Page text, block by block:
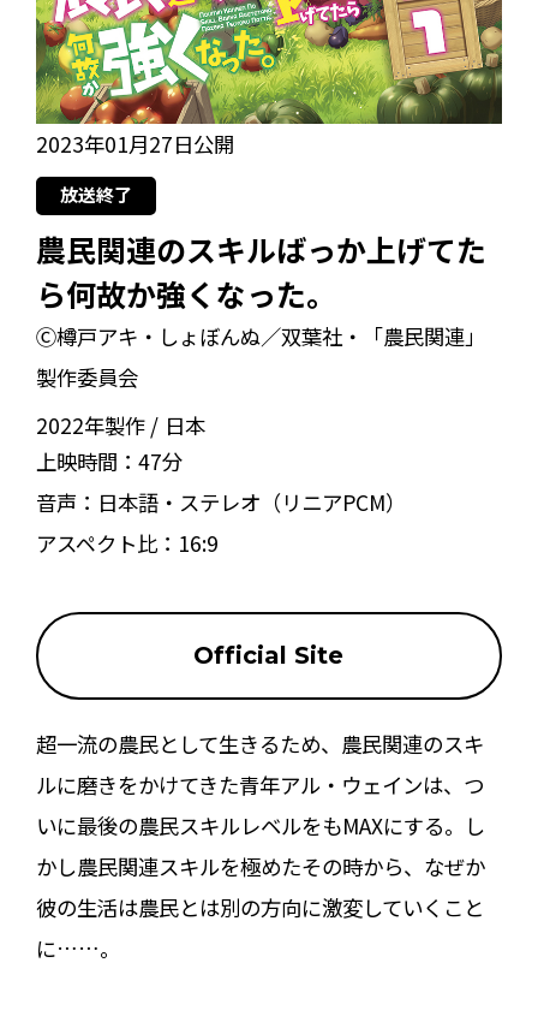
2023年01月27日公開
放送終了
農民関連のスキルばっか上げてた
ら何故か強くなった。
Ⓒ樽戸アキ・しょぼんぬ／双葉社・「農民関連」
製作委員会
2022年製作
日本
上映時間： 47分
音声： 日本語・ステレオ（リニアPCM）
アスペクト比： 16:9
Official Site
超一流の農民として生きるため、農民関連のスキ
ルに磨きをかけてきた青年アル・ウェインは、つ
いに最後の農民スキルレベルをもMAXにする。し
かし農民関連スキルを極めたその時から、なぜか
彼の生活は農民とは別の方向に激変していくこと
に……。